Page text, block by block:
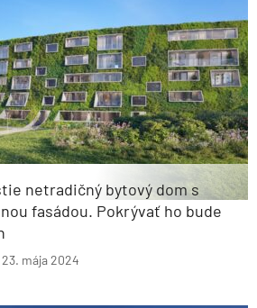
netradičný bytový dom s
fasádou. Pokrývať ho bude
23. mája 2024